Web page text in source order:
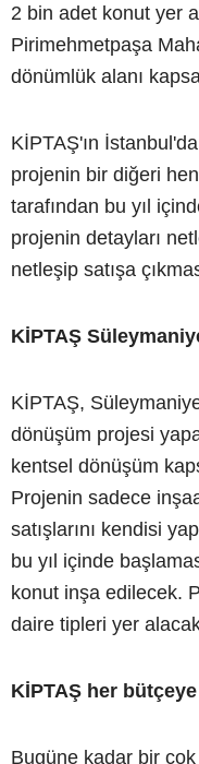
2 bin adet konut yer
Pirimehmetpaşa
dönümlük alanı
KİPTAŞ'ın
projenin bir diğeri
tarafından bu yıl
projenin detayları
netleşip satışa
KİPTAŞ
KİPTAŞ,
dönüşüm projesi
kentsel dönüşüm
Projenin sadece
satışlarını kendisi
bu yıl içinde
konut inşa edilecek.
daire tipleri yer
KİPTAŞ her
Bugüne kadar bir